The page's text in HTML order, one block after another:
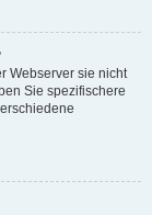
Webserver sie nicht
Sie spezifischere